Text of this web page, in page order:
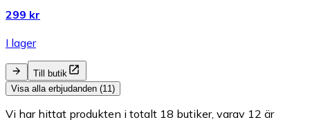
299 kr
I lager
Till butik
Visa alla erbjudanden (11)
Vi har hittat produkten i totalt 18 butiker, varav 12 är